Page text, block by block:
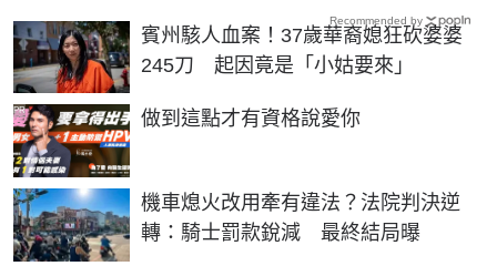
賓州駭人血案！37歲華裔媳狂砍婆婆
245刀 起因竟是「小姑要來」
做到這點才有資格說愛你
PR
機車熄火改用牽有違法？法院判決逆
轉：騎士罰款銳減 最終結局曝
Recommended by